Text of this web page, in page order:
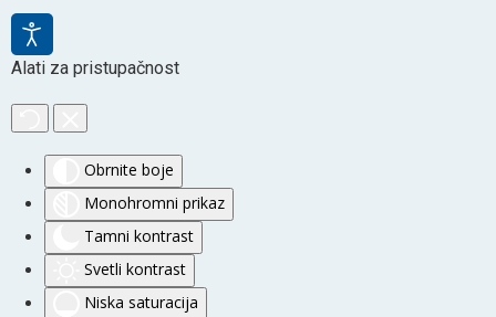
Alati za pristupačnost
Obrnite boje
Monohromni prikaz
Tamni kontrast
Svetli kontrast
Niska saturacija